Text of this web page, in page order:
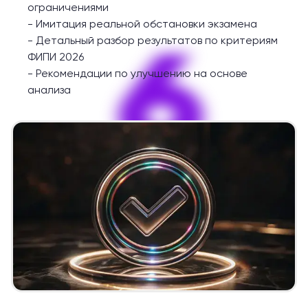
6
ограничениями
- Имитация реальной обстановки экзамена
- Детальный разбор результатов по критериям
ФИПИ 2026
- Рекомендации по улучшению на основе
анализа